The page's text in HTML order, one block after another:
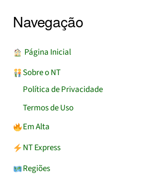
Navegação
︎ Página Inicial
Sobre o NT
Política de Privacidade
Termos de Uso
Em Alta
NT Express
Regiões